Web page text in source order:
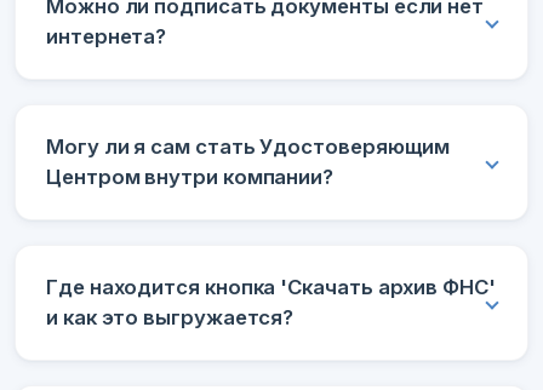
Можно ли подписать документы если нет
интернета?
Могу ли я сам стать Удостоверяющим
Центром внутри компании?
Где находится кнопка 'Скачать архив ФНС'
и как это выгружается?